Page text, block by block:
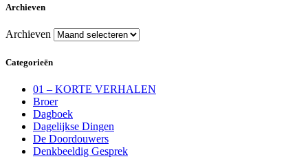
Archieven
Archieven
Categorieën
01 – KORTE VERHALEN
Broer
Dagboek
Dagelijkse Dingen
De Doordouwers
Denkbeeldig Gesprek